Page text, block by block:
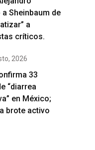
Sheinbaum de
a
críticos.
2026
33
“diarrea
en México;
brote activo